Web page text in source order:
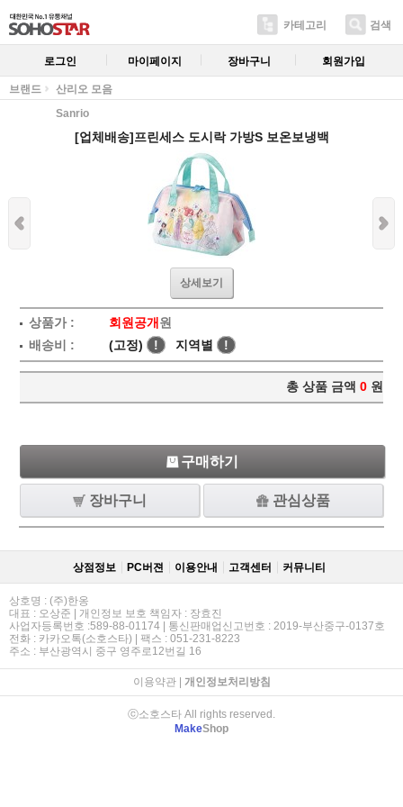
카테고리 검색
로그인 마이페이지 장바구니 회원가입
브랜드
산리오 모음
Sanrio
[업체배송]프린세스 도시락 가방S 보온보냉백
상세보기
상품가 : 회원공개 원
배송비 :
(고정) ! 지역별 !
총 상품 금액 0 원
구매하기
장바구니 관심상품
상점정보 PC버젼 이용안내 고객센터 커뮤니티
상호명 : (주)한옹
대표 : 오상준 | 개인정보 보호 책임자 : 장효진
사업자등록번호 :589-88-01174 | 통신판매업신고번호 : 2019-부산중구-0137호
전화 : 카카오톡(소호스타) | 팩스 : 051-231-8223
주소 : 부산광역시 중구 영주로12번길 16
이용약관| 개인정보처리방침
ⓒ소호스타 All rights reserved.
MakeShop